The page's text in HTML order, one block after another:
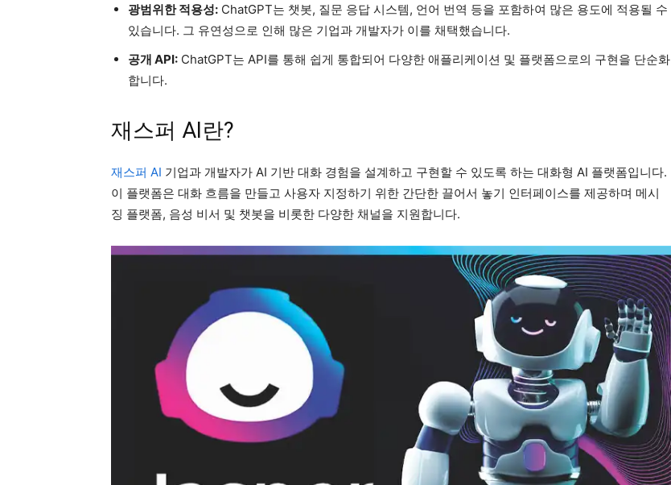
광범위한 적용성: ChatGPT는 챗봇, 질문 응답 시스템, 언어 번역 등을 포함하여 많은 용도에 적용될 수
있습니다. 그 유연성으로 인해 많은 기업과 개발자가 이를 채택했습니다.
공개 API: ChatGPT는 API를 통해 쉽게 통합되어 다양한 애플리케이션 및 플랫폼으로의 구현을 단순화
합니다.
재스퍼 AI란?
재스퍼 AI 기업과 개발자가 AI 기반 대화 경험을 설계하고 구현할 수 있도록 하는 대화형 AI 플랫폼입니다.
이 플랫폼은 대화 흐름을 만들고 사용자 지정하기 위한 간단한 끌어서 놓기 인터페이스를 제공하며 메시
징 플랫폼, 음성 비서 및 챗봇을 비롯한 다양한 채널을 지원합니다.